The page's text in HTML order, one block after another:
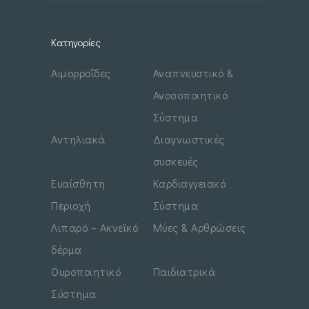
t
i
n
Κατηγορίες
Αιμορροΐδες
Αναπνευστικό &
Ανοσοποιητικό
Σύστημα
Αντηλιακά
Διαγνωστικές
συσκευές
Ευαίσθητη
Περιοχή
Καρδιαγγειακό
Σύστημα
Λιπαρό – Ακνεϊκό
δέρμα
Μύες & Αρθρώσεις
Ουροποιητικό
Σύστημα
Παιδιατρικά